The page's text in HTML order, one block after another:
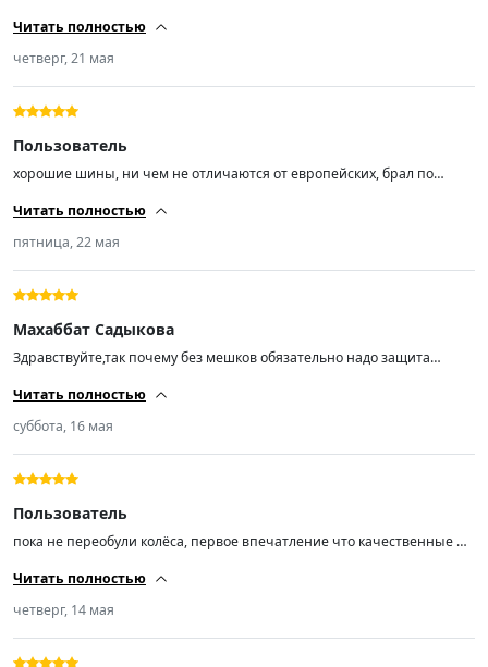
Читать полностью
четверг, 21 мая
Пользователь
хорошие шины, ни чем не отличаются от европейских, брал по
Читать полностью
пятница, 22 мая
Махаббат Садыкова
Здравствуйте,так почему без мешков обязательно надо защита
Читать полностью
суббота, 16 мая
Пользователь
пока не переобули колёса, первое впечатление что качественные и
Читать полностью
четверг, 14 мая